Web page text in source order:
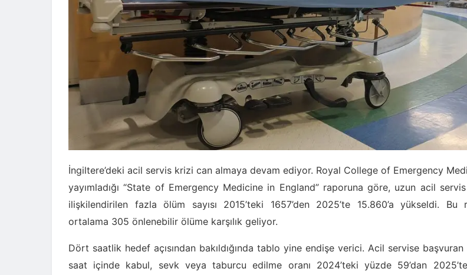
İngiltere’deki acil servis krizi can almaya devam ediyor. Royal College of Emergency
yayımladığı “State of Emergency Medicine in England” raporuna göre, uzun acil
ilişkilendirilen fazla ölüm sayısı 2015’teki 1657’den 2025’te 15.860’a yükseldi. Bu
ortalama 305 önlenebilir ölüme karşılık geliyor.
Dört saatlik hedef açısından bakıldığında tablo yine endişe verici. Acil servise
saat içinde kabul, sevk veya taburcu edilme oranı 2024’teki yüzde 59’dan